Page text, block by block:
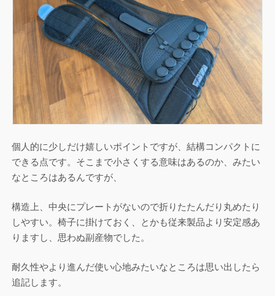
個人的に少しだけ嬉しいポイントですが、結構コンパクトに
できる点です。そこまで小さくする意味はあるのか、みたい
なところはあるんですが、
構造上、中央にプレートがないので折りたたんだり丸めたり
しやすい。椅子に掛けておく、とかも従来製品より安定感あ
りますし、思わぬ副産物でした。
耐久性やより進んだ使い心地みたいなところは思い出したら
追記します。